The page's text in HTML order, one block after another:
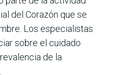
del Corazón que se
Los especialistas
sobre el cuidado
de la